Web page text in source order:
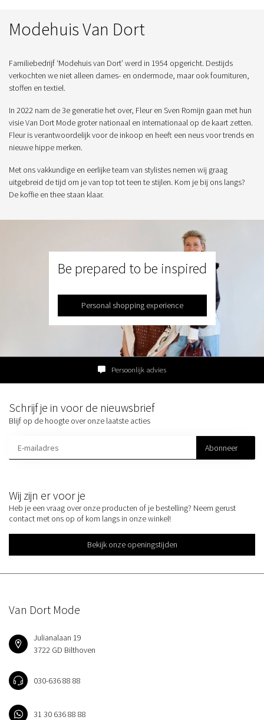
Modehuis Van Dort
Familiebedrijf ‘Modehuis van Dort’ werd in 1954 opgericht. Destijds
verkochten we niet alleen dames- en ondermode, maar ook fournituren,
stoffen en textiel.
In 2022 nam de 3e generatie het over, Fleur en Sven Romijn gaan met hun
visie Van Dort Mode groter nationaal en internationaal op de kaart zetten.
Fleur is verantwoordelijk voor de inkoop en heeft een neus voor trends en
nieuwe hippe merken.
Met ons vakkundige en eerlijke team van stylistes nemen wij graag
uitgebreid de tijd om je van top tot teen te stijlen. Kom je bij ons langs?
De koffie en thee staan klaar.
Be prepared to be inspired
Personal shopping experience
Persoonlijk advies
Wij zijn er voor je
Heb je een vraag over onze producten of je bestelling? Neem gerust
contact met ons op of kom langs in onze winkel!
Bekijk onze openingstijden
Schrijf je in voor de nieuwsbrief
Blijf op de hoogte over onze laatste acties
Abonneer
Van Dort Mode
Julianalaan 19
3722 GD Bilthoven
030-636 88 88
31 30 636 88 88